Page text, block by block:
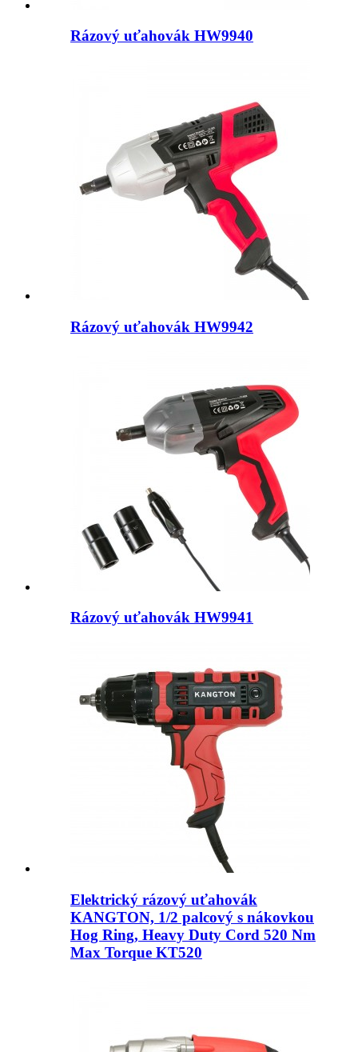
Rázový uťahovák HW9940
Rázový uťahovák HW9942
Rázový uťahovák HW9941
Elektrický rázový uťahovák
KANGTON, 1/2 palcový s nákovkou
Hog Ring, Heavy Duty Cord 520 Nm
Max Torque KT520